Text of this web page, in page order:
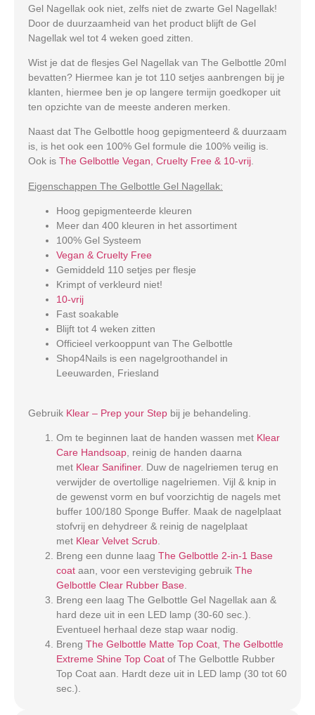
Gel Nagellak ook niet, zelfs niet de zwarte Gel Nagellak!
Door de duurzaamheid van het product blijft de Gel
Nagellak wel tot 4 weken goed zitten.
Wist je dat de flesjes Gel Nagellak van The Gelbottle 20ml
bevatten? Hiermee kan je tot 110 setjes aanbrengen bij je
klanten, hiermee ben je op langere termijn goedkoper uit
ten opzichte van de meeste anderen merken.
Naast dat The Gelbottle hoog gepigmenteerd & duurzaam
is, is het ook een 100% Gel formule die 100% veilig is.
Ook is The Gelbottle Vegan, Cruelty Free & 10-vrij.
Eigenschappen The Gelbottle Gel Nagellak:
Hoog gepigmenteerde kleuren
Meer dan 400 kleuren in het assortiment
100% Gel Systeem
Vegan & Cruelty Free
Gemiddeld 110 setjes per flesje
Krimpt of verkleurd niet!
10-vrij
Fast soakable
Blijft tot 4 weken zitten
Officieel verkooppunt van The Gelbottle
Shop4Nails is een nagelgroothandel in
Leeuwarden, Friesland
Gebruik Klear – Prep your Step bij je behandeling.
Om te beginnen laat de handen wassen met Klear
Care Handsoap , reinig de handen daarna
met Klear Sanifiner. Duw de nagelriemen terug en
verwijder de overtollige nagelriemen. Vijl & knip in
de gewenst vorm en buf voorzichtig de nagels met
buffer 100/180 Sponge Buffer. Maak de nagelplaat
stofvrij en dehydreer & reinig de nagelplaat
met Klear Velvet Scrub
Breng een dunne laag The Gelbottle 2-in-1 Base
coat aan, voor een versteviging gebruik The
Gelbottle Clear Rubber Base
Breng een laag The Gelbottle Gel Nagellak aan &
hard deze uit in een LED lamp (30-60 sec.).
Eventueel herhaal deze stap waar nodig.
Breng The Gelbottle Matte Top Coat The Gelbottle
Extreme Shine Top Coat of The Gelbottle Rubber
Top Coat aan. Hardt deze uit in LED lamp (30 tot 60
sec.).